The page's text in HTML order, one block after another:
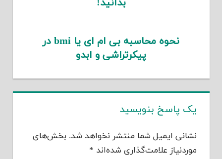
بدانید!
نحوه محاسبه بی ام ای یا bmi در
پیکرتراشی و ابدو
یک پاسخ بنویسید
نشانی ایمیل شما منتشر نخواهد شد. بخش‌های
موردنیاز علامت‌گذاری شده‌اند *